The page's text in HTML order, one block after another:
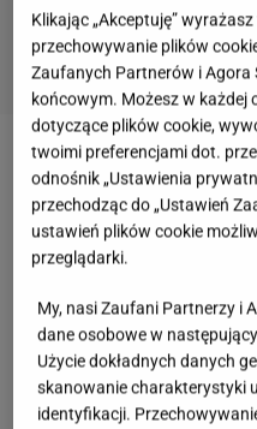
Zobacz wideoWiek
podwyższać, zostawić
Więcej podobnych
głównejGazeta.pl
200 plus dla Polaków.
pieniądze?
Klikając „Akceptuję”
przechowywanie plików
Zaufanych Partnerów i Agora
końcowym. Możesz w każdej
dotyczące plików cookie,
twoimi preferencjami dot.
odnośnik „Ustawienia
przechodząc do „Ustawień
ustawień plików cookie
przeglądarki.
My, nasi Zaufani Partnerzy i
dane osobowe w
Użycie dokładnych danych
skanowanie charakterystyki
identyfikacji.